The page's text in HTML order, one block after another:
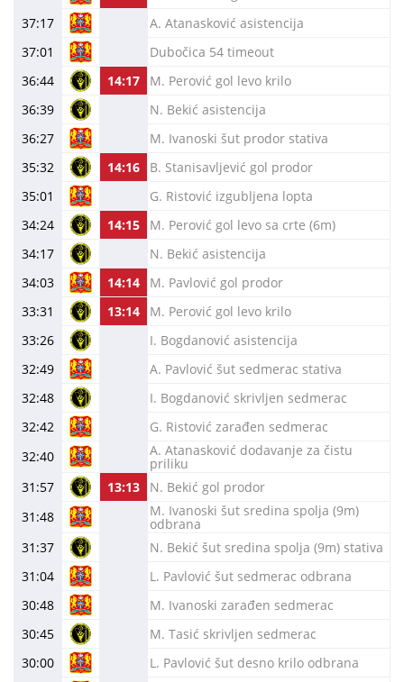
37:17
A. Atanasković asistencija
37:01
Dubočica 54 timeout
36:44
14:17
M. Perović gol levo krilo
36:39
N. Bekić asistencija
36:27
M. Ivanoski šut prodor stativa
35:32
14:16
B. Stanisavljević gol prodor
35:01
G. Ristović izgubljena lopta
34:24
14:15
M. Perović gol levo sa crte (6m)
34:17
N. Bekić asistencija
34:03
14:14
M. Pavlović gol prodor
33:31
13:14
M. Perović gol levo krilo
33:26
I. Bogdanović asistencija
32:49
A. Pavlović šut sedmerac stativa
32:48
I. Bogdanović skrivljen sedmerac
32:42
G. Ristović zarađen sedmerac
32:40
A. Atanasković dodavanje za čistu
priliku
31:57
13:13
N. Bekić gol prodor
31:48
M. Ivanoski šut sredina spolja (9m)
odbrana
31:37
N. Bekić šut sredina spolja (9m) stativa
31:04
L. Pavlović šut sedmerac odbrana
30:48
M. Ivanoski zarađen sedmerac
30:45
M. Tasić skrivljen sedmerac
30:00
L. Pavlović šut desno krilo odbrana